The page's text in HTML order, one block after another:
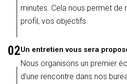
minutes. Cela nous permet
profil, vos objectifs.
02Un entretien vous sera
Nous organisons un premier
d'une rencontre dans nos